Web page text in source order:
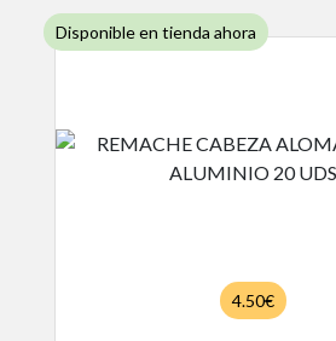
Disponible en tienda ahora
4.50€